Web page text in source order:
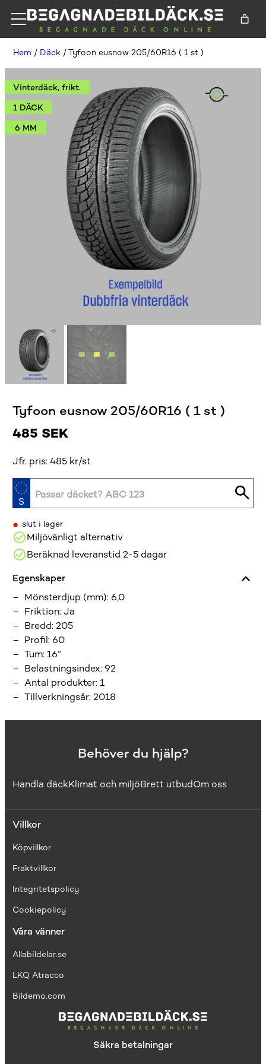
Hem / Däck / Tyfoon eusnow 205/60R16 ( 1 st )
Vinterdäck, frikt.
1 DÄCK
6 MM
Tyfoon eusnow 205/60R16 ( 1 st )
485 SEK
Jfr. pris: 485 kr/st
• slut i lager
Miljövänligt alternativ
Beräknad leveranstid 2-5 dagar
Egenskaper
Mönsterdjup (mm): 6,0
Friktion:Ja
Bredd:205
Profil: 60
Tum:16”
Belastningsindex: 92
Antal produkter:1
Tillverkningsår:2018
Behöver du hjälp?
Handla däckKlimat och miljöBrett utbudOm oss
Villkor
Köpvillkor
Fraktvillkor
Integritetspolicy
Cookiepolicy
Våra vänner
Allabildelar.se
LKQ Atracco
Bildemo.com
Säkra betalningar